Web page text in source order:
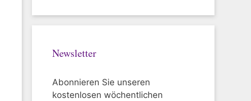
Newsletter
Abonnieren Sie unseren
kostenlosen wöchentlichen